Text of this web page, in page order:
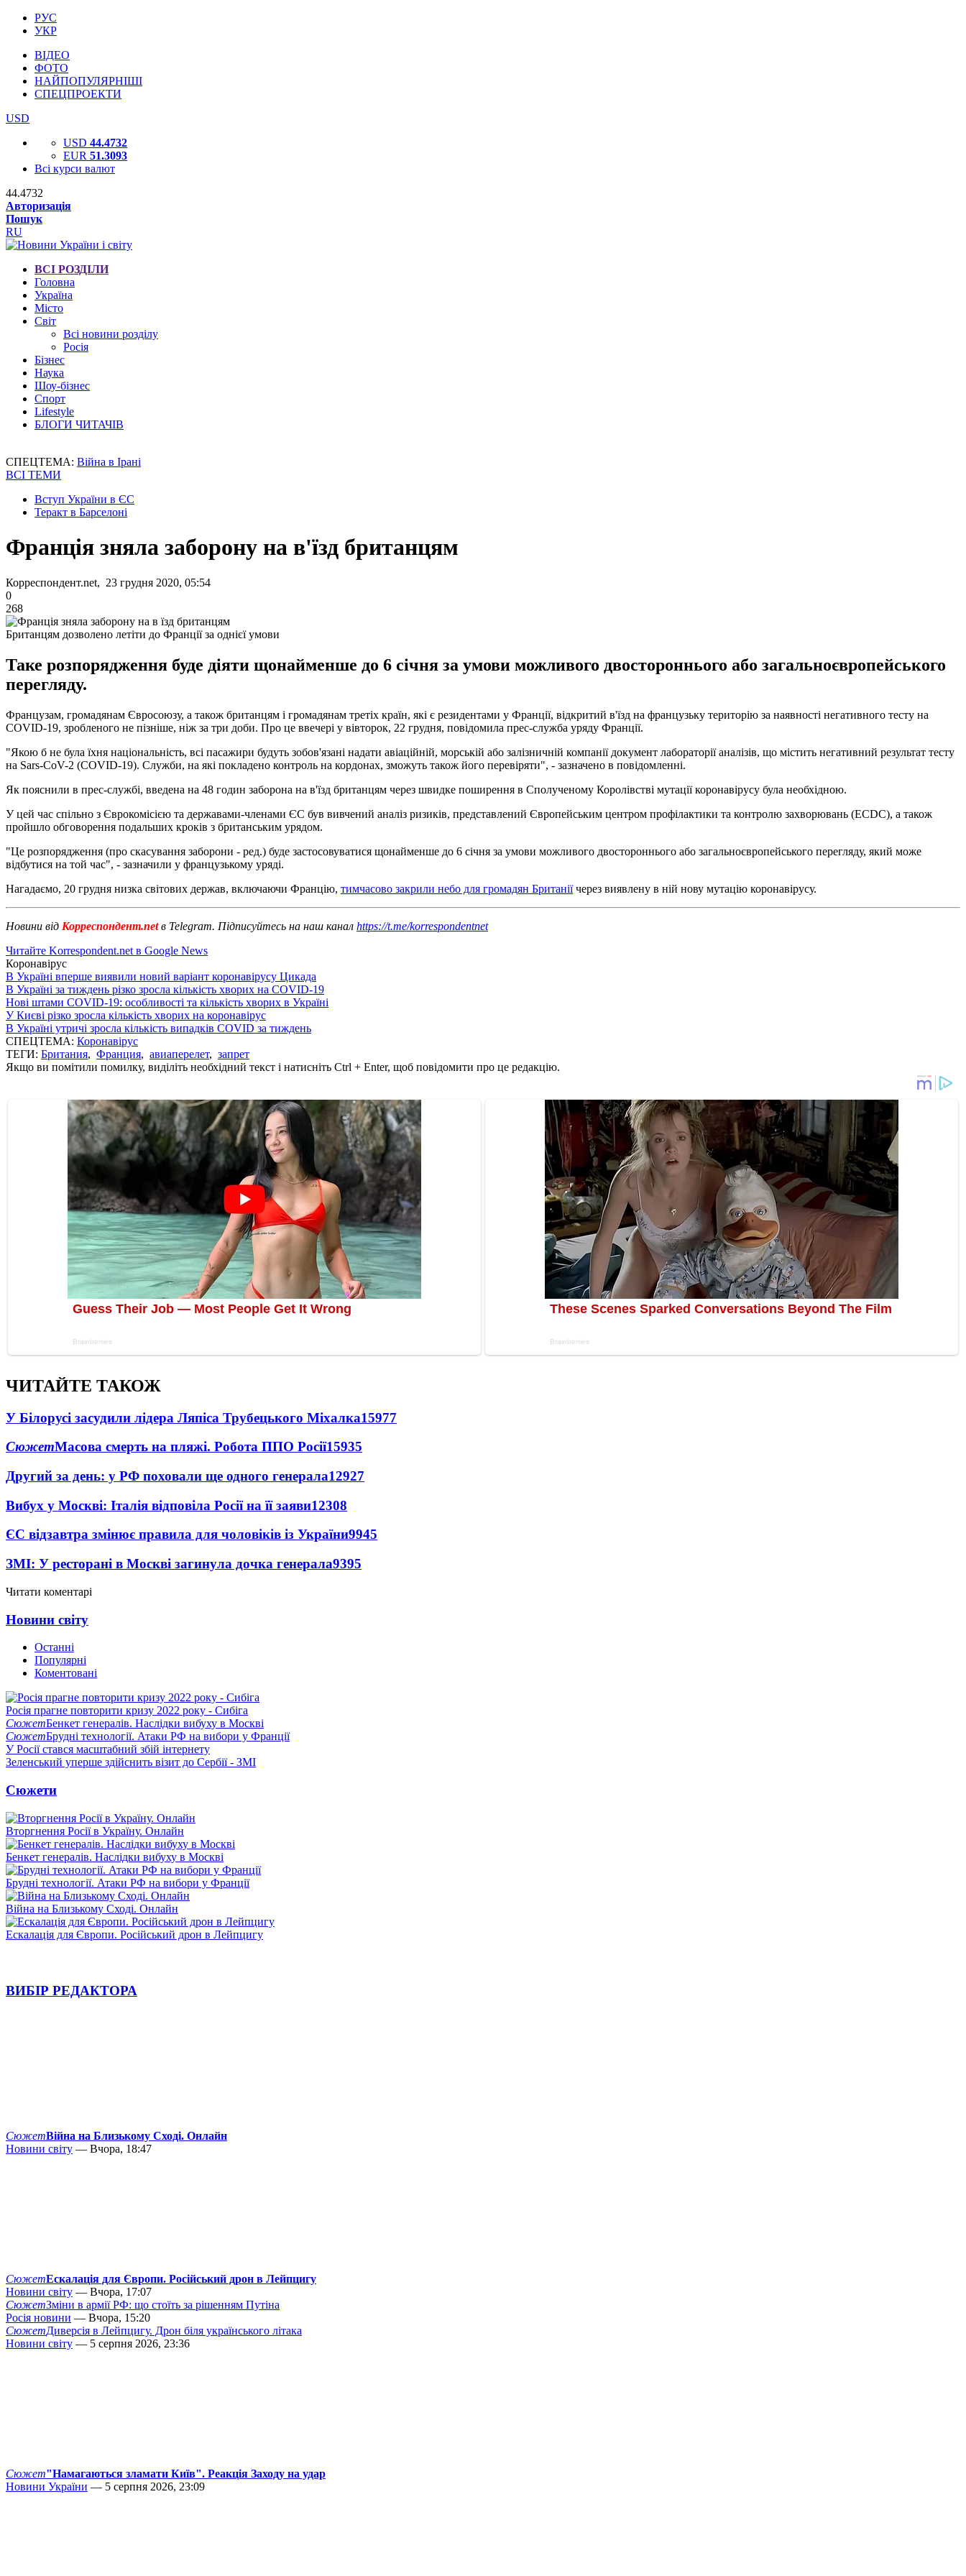
РУС
УКР
ВІДЕО
ФОТО
НАЙПОПУЛЯРНІШІ
СПЕЦПРОЕКТИ
USD
USD 44.4732
EUR 51.3093
Всі курси валют
44.4732
Авторизація
Пошук
RU
ВСІ РОЗДІЛИ
Головна
Україна
Місто
Світ
Всі новини розділу
Росія
Бізнес
Наука
Шоу-бізнес
Спорт
Lifestyle
БЛОГИ ЧИТАЧІВ
СПЕЦТЕМА: Війна в Ірані
ВСІ ТЕМИ
Вступ України в ЄС
Теракт в Барселоні
Франція зняла заборону на в'їзд британцям
Корреспондент.net, 23 грудня 2020, 05:54
0
268
Британцям дозволено летіти до Франції за однієї умови
Таке розпорядження буде діяти щонайменше до 6 січня за умови можливого двостороннього або загальноєвропейського
перегляду.
Французам, громадянам Євросоюзу, а також британцям і громадянам третіх країн, які є резидентами у Франції, відкритий в'їзд на французьку територію за наявності негативного тесту на
COVID-19, зробленого не пізніше, ніж за три доби. Про це ввечері у вівторок, 22 грудня, повідомила прес-служба уряду Франції.
"Якою б не була їхня національність, всі пасажири будуть зобов'язані надати авіаційній, морській або залізничній компанії документ лабораторії аналізів, що містить негативний результат тесту
на Sars-CoV-2 (COVID-19). Служби, на які покладено контроль на кордонах, зможуть також його перевіряти", - зазначено в повідомленні.
Як пояснили в прес-службі, введена на 48 годин заборона на в'їзд британцям через швидке поширення в Сполученому Королівстві мутації коронавірусу була необхідною.
У цей час спільно з Єврокомісією та державами-членами ЄС був вивчений аналіз ризиків, представлений Європейським центром профілактики та контролю захворювань (ECDC), а також
пройшло обговорення подальших кроків з британським урядом.
"Це розпорядження (про скасування заборони - ред.) буде застосовуватися щонайменше до 6 січня за умови можливого двостороннього або загальноєвропейського перегляду, який може
відбутися на той час", - зазначили у французькому уряді.
Нагадаємо, 20 грудня низка світових держав, включаючи Францію, тимчасово закрили небо для громадян Британіїчерез виявлену в ній нову мутацію коронавірусу.
Новини від Корреспондент.netв Telegram. Підписуйтесь на наш канал https://t.me/korrespondentnet
Читайте Korrespondent.net в Google News
Коронавірус
В Україні вперше виявили новий варіант коронавірусу Цикада
В Україні за тиждень різко зросла кількість хворих на COVID-19
Нові штами COVID-19: особливості та кількість хворих в Україні
У Києві різко зросла кількість хворих на коронавірус
В Україні утричі зросла кількість випадків COVID за тиждень
СПЕЦТЕМА: Коронавірус
ТЕГИ: Британия, Франция, авиаперелет, запрет
Якщо ви помітили помилку, виділіть необхідний текст і натисніть Ctrl + Enter, щоб повідомити про це редакцію.
ЧИТАЙТЕ ТАКОЖ
У Білорусі засудили лідера Ляпіса Трубецького Міхалка15977
СюжетМасова смерть на пляжі. Робота ППО Росії15935
Другий за день: у РФ поховали ще одного генерала12927
Вибух у Москві: Італія відповіла Росії на її заяви12308
ЄС відзавтра змінює правила для чоловіків із України9945
ЗМІ: У ресторані в Москві загинула дочка генерала9395
Читати коментарі
Новини світу
Останні
Популярні
Коментовані
Росія прагне повторити кризу 2022 року - Сибіга
СюжетБенкет генералів. Наслідки вибуху в Москві
СюжетБрудні технології. Атаки РФ на вибори у Франції
У Росії стався масштабний збій інтернету
Зеленський уперше здійснить візит до Сербії - ЗМІ
Сюжети
Вторгнення Росії в Україну. Онлайн
Бенкет генералів. Наслідки вибуху в Москві
Брудні технології. Атаки РФ на вибори у Франції
Війна на Близькому Сході. Онлайн
Ескалація для Європи. Російський дрон в Лейпцигу
ВИБІР РЕДАКТОРА
СюжетВійна на Близькому Сході. Онлайн
Новини світу — Вчора, 18:47
СюжетЕскалація для Європи. Російський дрон в Лейпцигу
Новини світу — Вчора, 17:07
СюжетЗміни в армії РФ: що стоїть за рішенням Путіна
Росія новини — Вчора, 15:20
СюжетДиверсія в Лейпцигу. Дрон біля українського літака
Новини світу — 5 серпня 2026, 23:36
Сюжет"Намагаються зламати Київ". Реакція Заходу на удар
Новини України — 5 серпня 2026, 23:09